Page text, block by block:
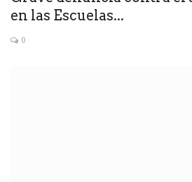
en las Escuelas...
0